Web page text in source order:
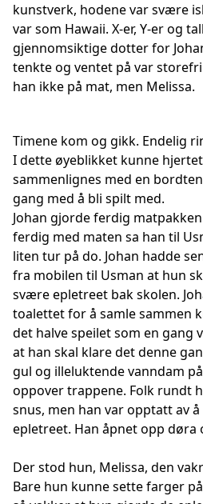
kunstverk, hodene var svære
var som Hawaii. X-er, Y-er og
gjennomsiktige dotter for
tenkte og ventet på var
han ikke på mat, men Melissa.
Timene kom og gikk. Endelig
I dette øyeblikket kunne
sammenlignes med en
gang med å bli spilt med.
Johan gjorde ferdig
ferdig med maten sa han til
liten tur på do. Johan hadde
fra mobilen til Usman at hun
svære epletreet bak skolen.
toalettet for å samle sammen
det halve speilet som en gang
at han skal klare det denne
gul og illeluktende vanndam
oppover trappene. Folk rundt
snus, men han var opptatt av
epletreet. Han åpnet opp døra
Der stod hun, Melissa, den
Bare hun kunne sette farger